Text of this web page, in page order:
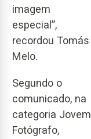
imagem
especial”,
recordou Tomás
Melo.
Segundo o
comunicado, na
categoria Jovem
Fotógrafo,